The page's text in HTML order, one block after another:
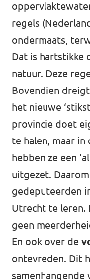
regels (
ondermaats,
Dat is hartstikke
natuur. Deze
Bovendien
het nieuwe
provincie doet
te halen, maar
hebben ze een
uitgezet.
gedeputeerden
Utrecht te leren.
geen
En ook over de
ontevreden. Dit
samenhangende